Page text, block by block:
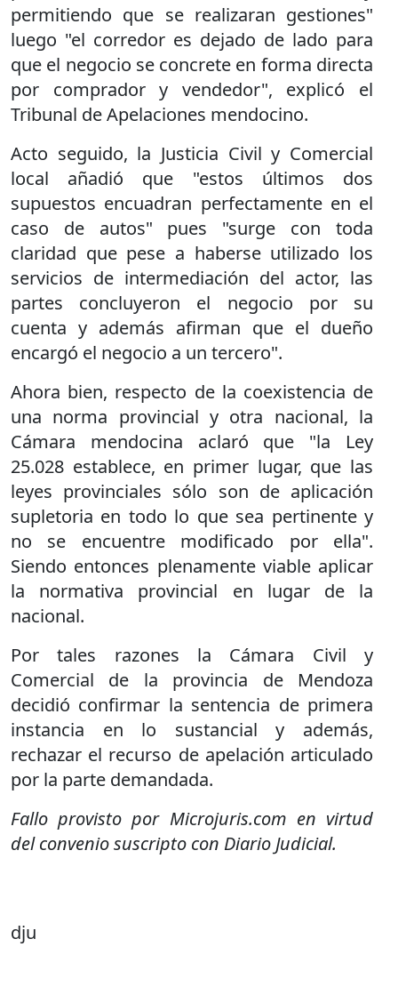
permitiendo que se realizaran gestiones"
luego "el corredor es dejado de lado para
que el negocio se concrete en forma directa
por comprador y vendedor", explicó el
Tribunal de Apelaciones mendocino.
Acto seguido, la Justicia Civil y Comercial
local añadió que "estos últimos dos
supuestos encuadran perfectamente en el
caso de autos" pues "surge con toda
claridad que pese a haberse utilizado los
servicios de intermediación del actor, las
partes concluyeron el negocio por su
cuenta y además afirman que el dueño
encargó el negocio a un tercero".
Ahora bien, respecto de la coexistencia de
una norma provincial y otra nacional, la
Cámara mendocina aclaró que "la Ley
25.028 establece, en primer lugar, que las
leyes provinciales sólo son de aplicación
supletoria en todo lo que sea pertinente y
no se encuentre modificado por ella".
Siendo entonces plenamente viable aplicar
la normativa provincial en lugar de la
nacional.
Por tales razones la Cámara Civil y
Comercial de la provincia de Mendoza
decidió confirmar la sentencia de primera
instancia en lo sustancial y además,
rechazar el recurso de apelación articulado
por la parte demandada.
Fallo provisto por Microjuris.com en virtud
del convenio suscripto con Diario Judicial.
dju